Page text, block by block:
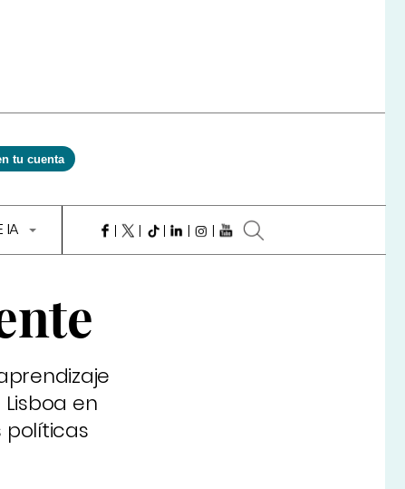
tu cuenta
IA
en
políticas